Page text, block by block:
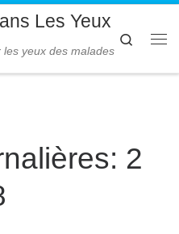
Les Yeux
yeux des malades
Search
2